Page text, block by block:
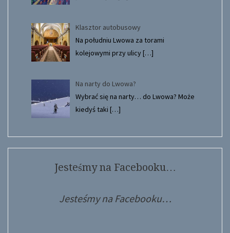
Klasztor autobusowy
Na południu Lwowa za torami
kolejowymi przy ulicy[…]
Na narty do Lwowa?
Wybrać się na narty… do Lwowa? Może
kiedyś taki […]
Jesteśmy na Facebooku…
Jesteśmy na Facebooku…